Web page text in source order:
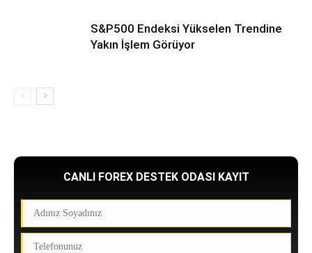
S&P500 Endeksi Yükselen Trendine
Yakın İşlem Görüyor
CANLI FOREX DESTEK ODASI KAYIT